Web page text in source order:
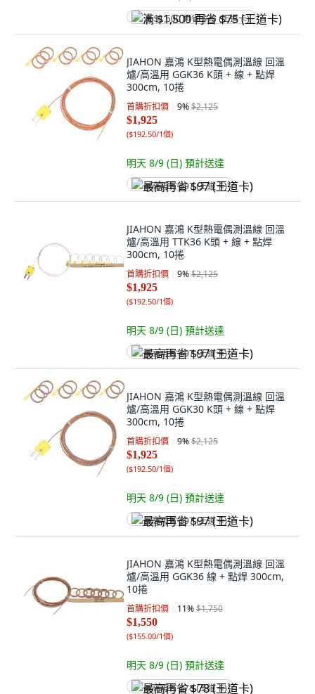
满 $1,500 再省 $75 (王道卡)
JIAHON 嘉鴻 K型熱電偶測溫線 回溫
爐/高溫用 GGK36 K頭 + 線 + 點焊
300cm, 10捲
首購折扣價 9%$2,125
$1,925
($192.50/1個)
明天 8/9 (日) 預計送達
最高再省 $97 (王道卡)
JIAHON 嘉鴻 K型熱電偶測溫線 回溫
爐/高溫用 TTK36 K頭 + 線 + 點焊
300cm, 10捲
首購折扣價 9%$2,125
$1,925
($192.50/1個)
明天 8/9 (日) 預計送達
最高再省 $97 (王道卡)
JIAHON 嘉鴻 K型熱電偶測溫線 回溫
爐/高溫用 GGK30 K頭 + 線 + 點焊
300cm, 10捲
首購折扣價 9%$2,125
$1,925
($192.50/1個)
明天 8/9 (日) 預計送達
最高再省 $97 (王道卡)
JIAHON 嘉鴻 K型熱電偶測溫線 回溫
爐/高溫用 GGK36 線 + 點焊 300cm,
10捲
首購折扣價 11%$1,750
$1,550
($155.00/1個)
明天 8/9 (日) 預計送達
最高再省 $78 (王道卡)